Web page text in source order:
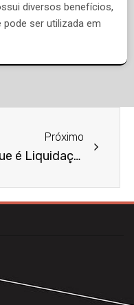
diversos benefícios,
ser utilizada em
Próximo
O que é Liquidação de Sentença?